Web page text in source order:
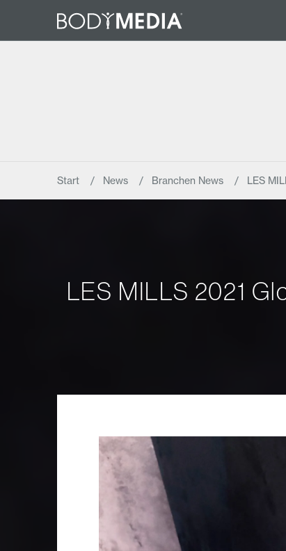
Start News Branchen News LES
LES MILLS 2021